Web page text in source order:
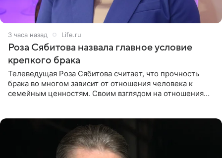
3 часа назад Life.ru
Роза Сябитова назвала главное условие
крепкого брака
Телеведущая Роза Сябитова считает, что прочность
брака во многом зависит от отношения человека к
семейным ценностям. Своим взглядом на отношения